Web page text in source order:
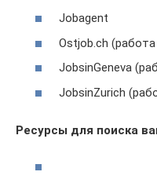
Jobagent
Ostjob.ch
JobsinGeneva
JobsinZurich
Ресурсы для поиска